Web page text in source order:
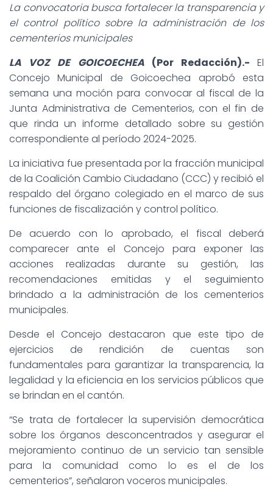
La convocatoria busca fortalecer la transparencia y
el control político sobre la administración de los
cementerios municipales
LA VOZ DE GOICOECHEA(Por Redacción).- El
Concejo Municipal de Goicoechea aprobó esta
semana una moción para convocar al fiscal de la
Junta Administrativa de Cementerios, con el fin de
que rinda un informe detallado sobre su gestión
correspondiente al período 2024-2025.
La iniciativa fue presentada por la fracción municipal
de la Coalición Cambio Ciudadano (CCC) y recibió el
respaldo del órgano colegiado en el marco de sus
funciones de fiscalización y control político.
De acuerdo con lo aprobado, el fiscal deberá
comparecer ante el Concejo para exponer las
acciones realizadas durante su gestión, las
recomendaciones emitidas y el seguimiento
brindado a la administración de los cementerios
municipales.
Desde el Concejo destacaron que este tipo de
ejercicios de rendición de cuentas son
fundamentales para garantizar la transparencia, la
legalidad y la eficiencia en los servicios públicos que
se brindan en el cantón.
“Se trata de fortalecer la supervisión democrática
sobre los órganos desconcentrados y asegurar el
mejoramiento continuo de un servicio tan sensible
para la comunidad como lo es el de los
cementerios”, señalaron voceros municipales.